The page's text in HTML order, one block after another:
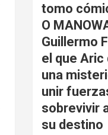
tomo
O
Guillermo
el que Aric
una
unir
sobrevivir
su destino